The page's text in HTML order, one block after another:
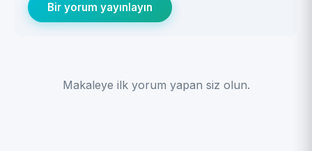
Bir yorum yayınlayın
Makaleye ilk yorum yapan siz olun.